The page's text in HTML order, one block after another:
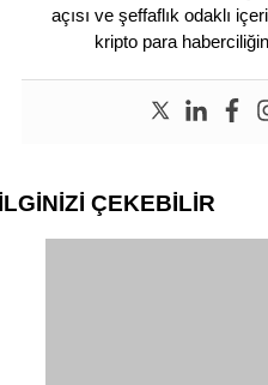
açısı ve şeffaflık odaklı
kripto para
ÇEKEBİLİR